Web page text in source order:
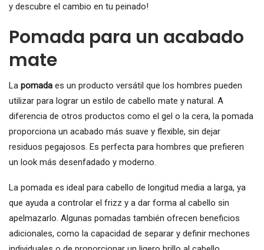
y descubre el cambio en tu peinado!
Pomada para un acabado
mate
La pomada es un producto versátil que los hombres pueden
utilizar para lograr un estilo de cabello mate y natural. A
diferencia de otros productos como el gel o la cera, la pomada
proporciona un acabado más suave y flexible, sin dejar
residuos pegajosos. Es perfecta para hombres que prefieren
un look más desenfadado y moderno.
La pomada es ideal para cabello de longitud media a larga, ya
que ayuda a controlar el frizz y a dar forma al cabello sin
apelmazarlo. Algunas pomadas también ofrecen beneficios
adicionales, como la capacidad de separar y definir mechones